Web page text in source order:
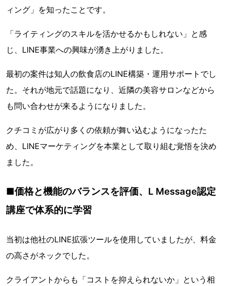
ィング」を知ったことです。
「ライティングのスキルを活かせるかもしれない」と感
じ、LINE事業への興味が湧き上がりました。
最初の案件は知人の飲食店のLINE構築・運用サポートでし
た。それが地元で話題になり、近隣の美容サロンなどから
も問い合わせが来るようになりました。
クチコミが広がり多くの依頼が舞い込むようになったた
め、LINEマーケティングを本業として取り組む覚悟を決め
ました。
■価格と機能のバランスを評価、L Message認定
講座で体系的に学習
当初は他社のLINE拡張ツールを使用していましたが、料金
の高さがネックでした。
クライアントからも「コストを抑えられないか」という相